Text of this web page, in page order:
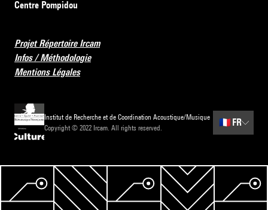
Centre Pompidou
Projet Répertoire Ircam
Infos / Méthodologie
Mentions Légales
Institut de Recherche et de Coordination Acoustique/Musique
Copyright © 2022 Ircam. All rights reserved.
🇫🇷 FR